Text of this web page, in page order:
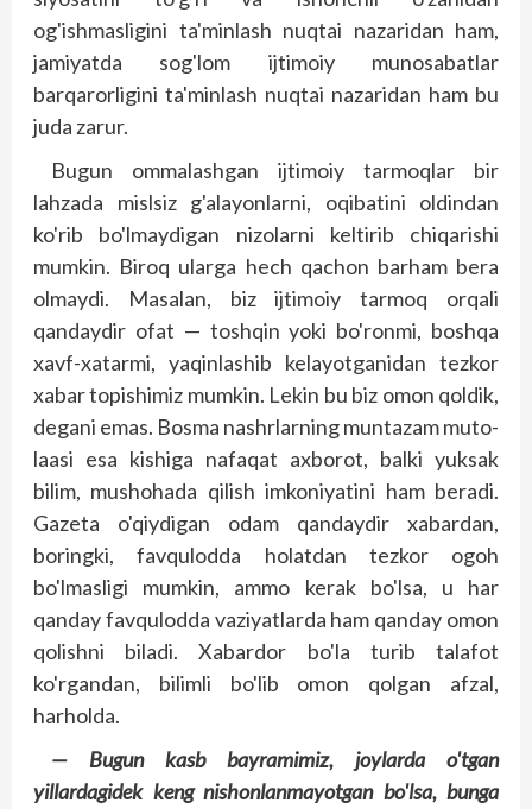
og'ishmasligini ta'minlash nuqtai nazaridan ham,
jamiyatda sog'lom ijtimoiy munosabatlar
barqarorligini ta'minlash nuqtai nazaridan ham bu
juda zarur.
Bugun ommalashgan ijtimoiy tarmoqlar bir
lahzada mislsiz g'alayonlarni, oqibatini oldindan
ko'rib bo'lmaydigan nizolarni keltirib chiqarishi
mumkin. Biroq ularga hech qachon barham bera
olmaydi. Masalan, biz ijtimoiy tarmoq orqali
qandaydir ofat — tosh­qin yoki bo'ronmi, boshqa
xavf-xatarmi, yaqinlashib kelayotganidan tezkor
xabar topishimiz mumkin. Lekin bu biz omon qoldik,
degani emas. Bosma nashrlarning muntazam muto­
laasi esa kishiga nafaqat axborot, balki yuksak
bilim, mushohada qilish imkoniyatini ham beradi.
Gazeta o'qiydigan odam qandaydir xabardan,
boringki, favqulodda holatdan tezkor ogoh
bo'lmasligi mumkin, ammo kerak bo'lsa, u har
qanday favqulodda vaziyatlarda ham qanday omon
qolishni biladi. Xabardor bo'la turib talafot
ko'rgandan, bilimli bo'lib omon qolgan afzal,
harholda.
— Bugun kasb bayramimiz, joylarda o'tgan
yillardagidek keng nishonlanmayotgan bo'lsa, bunga